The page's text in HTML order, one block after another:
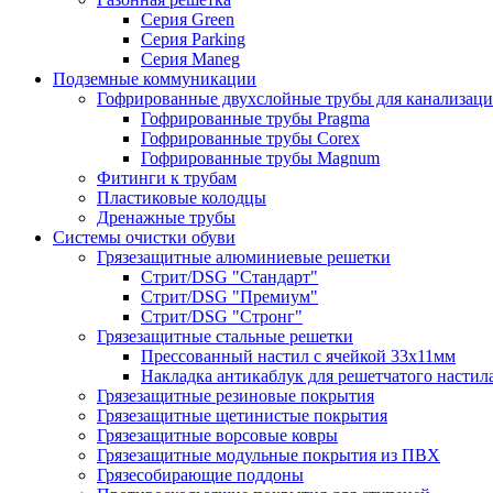
Серия Green
Серия Parking
Серия Maneg
Подземные коммуникации
Гофрированные двухслойные трубы для
Гофрированные трубы Pragma
Гофрированные трубы Corex
Гофрированные трубы Magnum
Фитинги к трубам
Пластиковые колодцы
Дренажные трубы
Системы очистки обуви
Грязезащитные алюминиевые решетки
Стрит/DSG "Стандарт"
Стрит/DSG "Премиум"
Стрит/DSG "Стронг"
Грязезащитные стальные решетки
Прессованный настил с ячейкой 33х11мм
Накладка антикаблук для решетчатого
Грязезащитные резиновые покрытия
Грязезащитные щетинистые покрытия
Грязезащитные ворсовые ковры
Грязезащитные модульные покрытия из ПВХ
Грязесобирающие поддоны